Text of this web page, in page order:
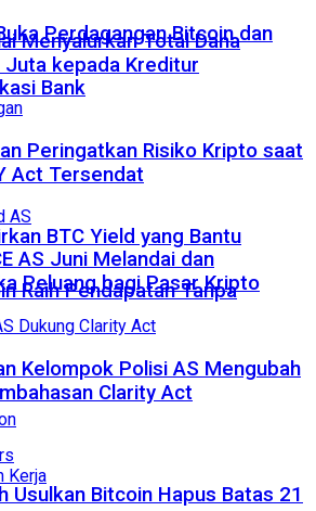
Perdagangan Bitcoin dan
Bank
BTC Yield yang Bantu
Raih Pendapatan Tanpa
Usulkan Bitcoin Hapus Batas 21
Menyalurkan Total Dana
Juta kepada Kreditur
Peringatkan Risiko Kripto saat
Act Tersendat
AS Juni Melandai dan
Peluang bagi Pasar Kripto
Kelompok Polisi AS Mengubah
Clarity Act
Kerja